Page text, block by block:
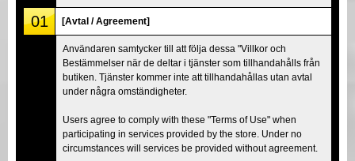
01 [Avtal / Agreement]
Användaren samtycker till att följa dessa "Villkor och
Bestämmelser när de deltar i tjänster som tillhandahålls från
butiken. Tjänster kommer inte att tillhandahållas utan avtal
under några omständigheter.
Users agree to comply with these "Terms of Use" when
participating in services provided by the store. Under no
circumstances will services be provided without agreement.